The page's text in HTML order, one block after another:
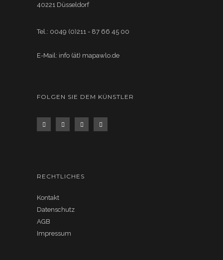
40221 Düsseldorf
Tel.: 0049 (0)211 - 87 66 45 00
E-Mail: info (ät) mapawlo.de
FOLGEN SIE DEM KÜNSTLER
RECHTLICHES
Kontakt
Datenschutz
AGB
Impressum